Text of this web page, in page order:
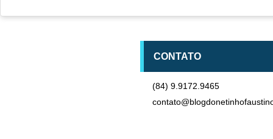
CONTATO
(84) 9.9172.9465